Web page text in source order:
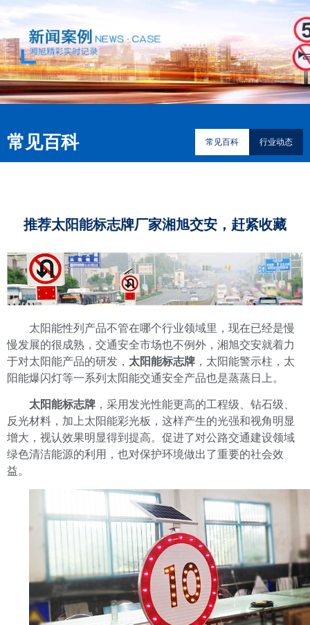
常见百科 常见百科 行业动态
推荐太阳能标志牌厂家湘旭交安，赶紧收藏
太阳能性列产品不管在哪个行业领域里，现在已经是慢
慢发展的很成熟，交通安全市场也不例外，湘旭交安就着力
于对太阳能产品的研发， 太阳能标志牌 ，太阳能警示柱，太
阳能爆闪灯等一系列太阳能交通安全产品也是蒸蒸日上。
太阳能标志牌 ，采用发光性能更高的工程级、钻石级、
反光材料，加上太阳能彩光板，这样产生的光强和视角明显
增大，视认效果明显得到提高。促进了对公路交通建设领域
绿色清洁能源的利用，也对保护环境做出了重要的社会效
益。